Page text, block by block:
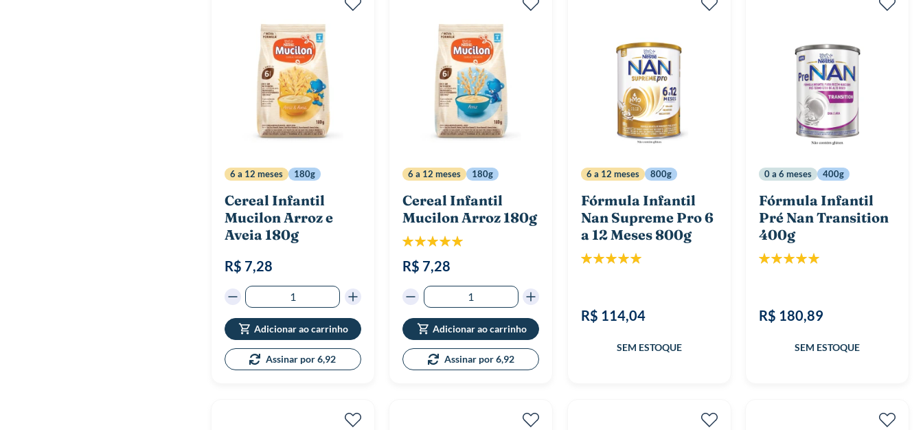
6 a 12 meses 180g
Cereal Infantil
Mucilon Arroz e
Aveia 180g
R$ 7,28
Adicionar ao carrinho
Assinar por 6,92
6 a 12 meses 180g
Cereal Infantil
Mucilon Arroz 180g
Classificação:
R$ 7,28
Adicionar ao carrinho
Assinar por 6,92
6 a 12 meses 800g
Fórmula Infantil
Nan Supreme Pro 6
a 12 Meses 800g
Classificação:
R$ 114,04
0 a 6 meses 400g
Fórmula Infantil
Pré Nan Transition
400g
Classificação:
R$ 180,89